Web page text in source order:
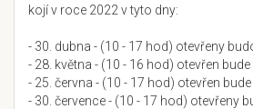
kojí v roce 2022 v tyto dny:
- 30. dubna - (10 - 17 hod) otevřeny
- 28. května - (10 - 16 hod) otevřen
- 25. června - (10 - 17 hod) otevřen
- 30. července - (10 - 17 hod) otevřeny